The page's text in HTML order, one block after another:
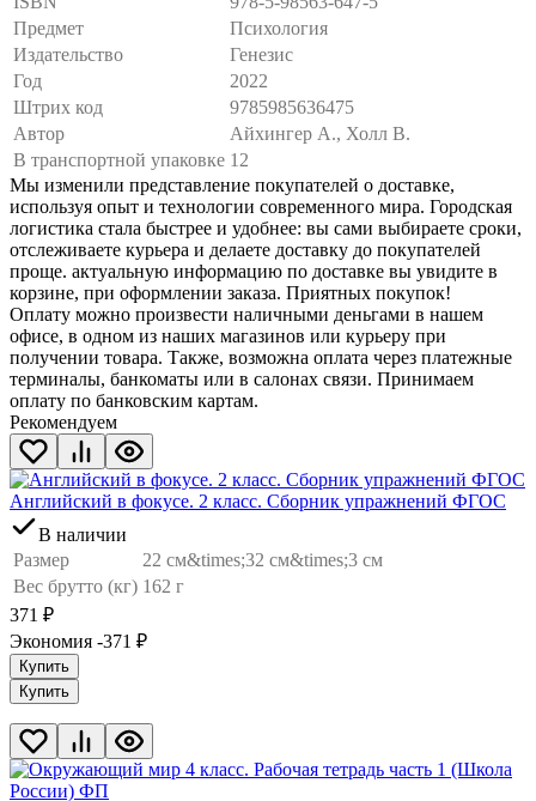
Предмет
Психология
Издательство
Генезис
Год
2022
Штрих код
9785985636475
Автор
Айхингер А., Холл В.
В транспортной упаковке 12
Мы изменили представление покупателей о доставке,
используя опыт и технологии современного мира. Городская
логистика стала быстрее и удобнее: вы сами выбираете сроки,
отслеживаете курьера и делаете доставку до покупателей
проще. актуальную информацию по доставке вы увидите в
корзине, при оформлении заказа. Приятных покупок!
Оплату можно произвести наличными деньгами в нашем
офисе, в одном из наших магазинов или курьеру при
получении товара. Также, возможна оплата через платежные
терминалы, банкоматы или в салонах связи. Принимаем
оплату по банковским картам.
Рекомендуем
Английский в фокусе. 2 класс. Сборник упражнений ФГОС
В наличии
Размер
22 см&times;32 см&times;3 см
Вес брутто (кг) 162 г
371 ₽
Экономия -371 ₽
Купить
Купить